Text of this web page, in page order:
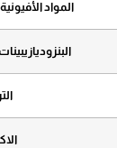
المواد